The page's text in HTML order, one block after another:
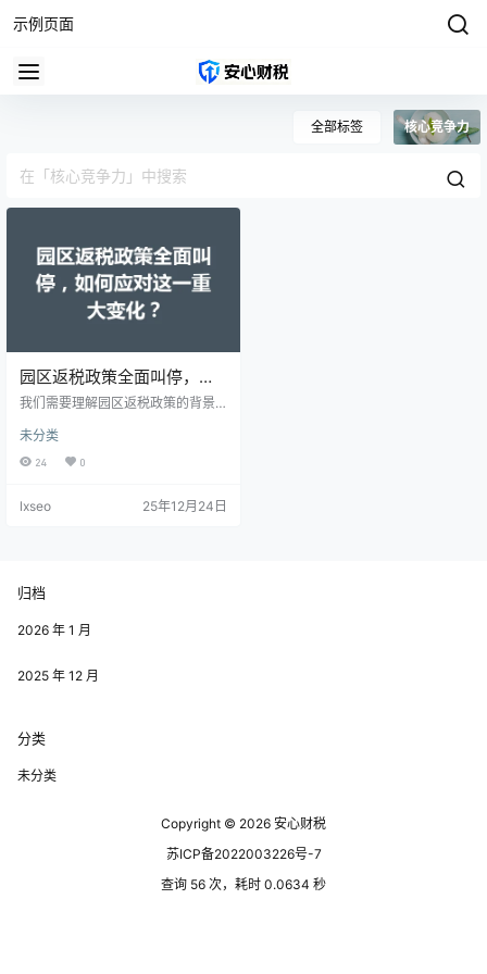
示例页面
全部标签 核心竞争力
园区返税政策全面叫停，如
何应对这一重大变化？
我们需要理解园区返税政策的背景
通过减轻企业税负，鼓励创业创
新，吸引外资，促进地方经济发
了此次政策的叫停。 企业在这一背
和收益。通过对财务数据的分析，
下的承受…
未分类
24 0
lxseo 25年12月24日
归档
2026 年 1 月
2025 年 12 月
分类
未分类
Copyright © 2026 安心财税
苏ICP备2022003226号-7
查询 56 次，耗时 0.0634 秒